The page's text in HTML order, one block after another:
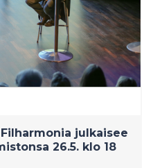
julkaisee
26.5. klo 18